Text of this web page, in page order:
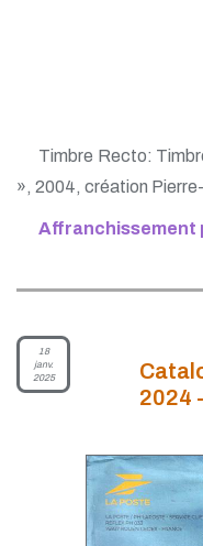
Timbre Recto:
», 2004, création
Affranchissement
18
janv.
2025
2024